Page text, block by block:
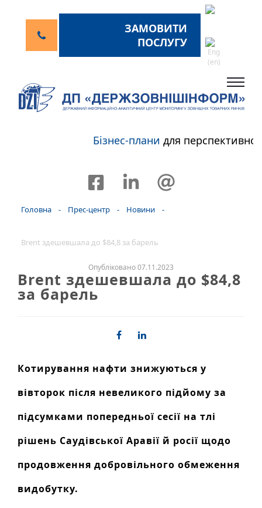
ЗАМОВИТИ
ПОСЛУГУ
Бізнес-планидля
Головна - Прес-центр - Новини -
Brent здешевшала до $84,8 за барель
Опубліковано 07.11.2023
Brent здешевшала до $84,8
за барель
Котирування нафти знижуються у
вівторок після невеликого підйому за
підсумками попередньої сесії на тлі
рішень Саудівської Аравії й росії щодо
продовження добровільного обмеження
видобутку.